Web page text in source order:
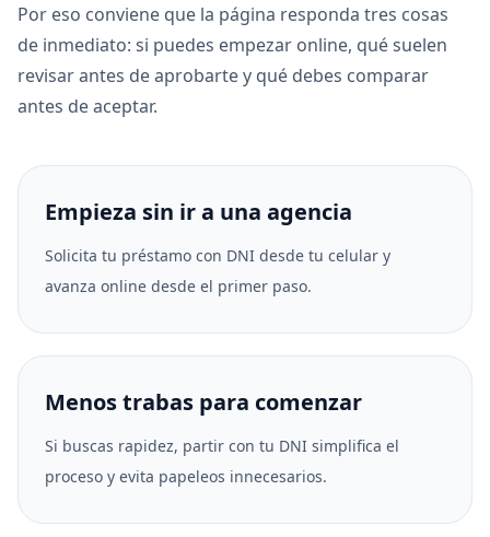
Por eso conviene que la página responda tres cosas
de inmediato: si puedes empezar online, qué suelen
revisar antes de aprobarte y qué debes comparar
antes de aceptar.
Empieza sin ir a una agencia
Solicita tu préstamo con DNI desde tu celular y
avanza online desde el primer paso.
Menos trabas para comenzar
Si buscas rapidez, partir con tu DNI simplifica el
proceso y evita papeleos innecesarios.